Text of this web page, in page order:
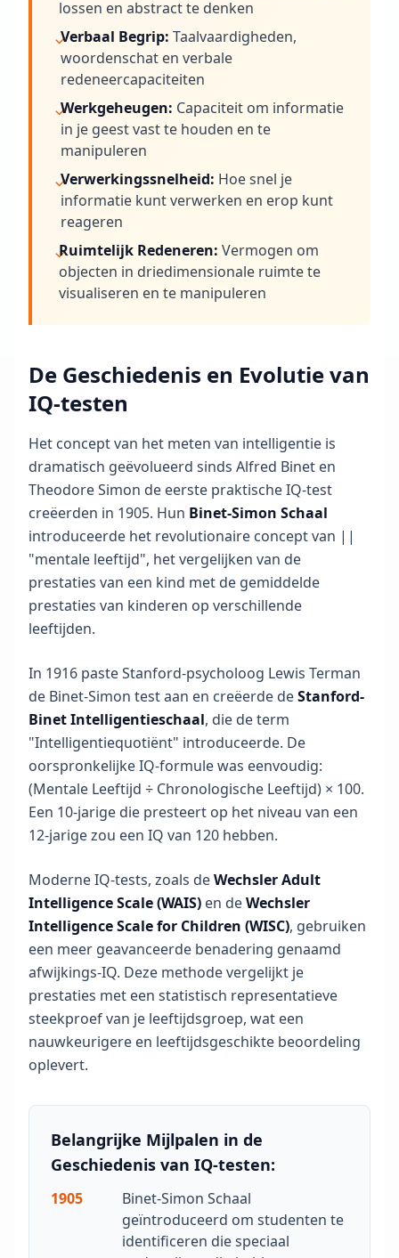
e
e
n
V
e
e
l
g
e
s
t
l
d
e
g
e
n
i
g
a
t
w
o
o
d
e
o
e
r
a
e
W
e
t
n
c
h
a
p
p
e
l
i
j
k
B
o
o
d
lossen en abstract te denken
Verbaal Begrip: Taalvaardigheden,
woordenschat en verbale
redeneercapaciteiten
Werkgeheugen: Capaciteit om informatie
in je geest vast te houden en te
manipuleren
Verwerkingssnelheid: Hoe snel je
informatie kunt verwerken en erop kunt
reageren
Ruimtelijk Redeneren: Vermogen om
objecten in driedimensionale ruimte te
visualiseren en te manipuleren
De Geschiedenis en Evolutie van
IQ-testen
Het concept van het meten van intelligentie is
dramatisch geëvolueerd sinds Alfred Binet en
Theodore Simon de eerste praktische IQ-test
creëerden in 1905. Hun Binet-Simon Schaal
introduceerde het revolutionaire concept van ||
"mentale leeftijd", het vergelijken van de
prestaties van een kind met de gemiddelde
prestaties van kinderen op verschillende
leeftijden.
In 1916 paste Stanford-psycholoog Lewis Terman
de Binet-Simon test aan en creëerde deStanford-
Binet Intelligentieschaal, die de term
"Intelligentiequotiënt" introduceerde. De
oorspronkelijke IQ-formule was eenvoudig:
(Mentale Leeftijd ÷ Chronologische Leeftijd) × 100.
Een 10-jarige die presteert op het niveau van een
12-jarige zou een IQ van 120 hebben.
Moderne IQ-tests, zoals deWechsler Adult
Intelligence Scale (WAIS) en deWechsler
Intelligence Scale for Children (WISC), gebruiken
een meer geavanceerde benadering genaamd
afwijkings-IQ. Deze methode vergelijkt je
prestaties met een statistisch representatieve
steekproef van je leeftijdsgroep, wat een
nauwkeurigere en leeftijdsgeschikte beoordeling
oplevert.
Belangrijke Mijlpalen in de
Geschiedenis van IQ-testen:
1905
Binet-Simon Schaal
geïntroduceerd om studenten te
identificeren die speciaal